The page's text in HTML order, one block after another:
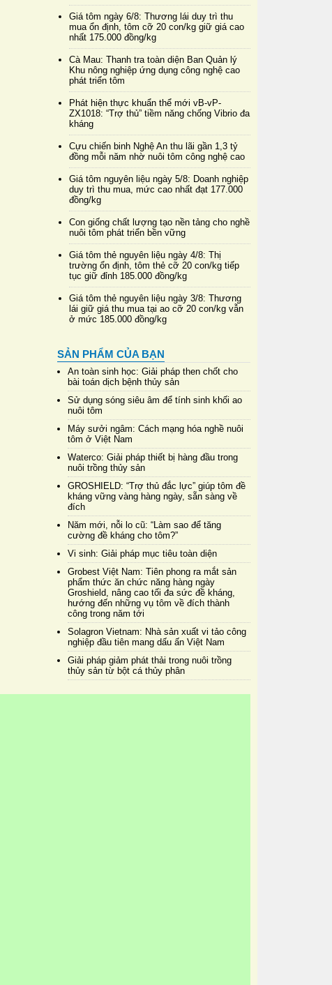
Giá tôm ngày 6/8: Thương lái duy trì thu
mua ổn định, tôm cỡ 20 con/kg giữ giá cao
nhất 175.000 đồng/kg
Cà Mau: Thanh tra toàn diện Ban Quản lý
Khu nông nghiệp ứng dụng công nghệ cao
phát triển tôm
Phát hiện thực khuẩn thể mới vB-vP-
ZX1018: “Trợ thủ” tiềm năng chống Vibrio đa
kháng
Cựu chiến binh Nghệ An thu lãi gần 1,3 tỷ
đồng mỗi năm nhờ nuôi tôm công nghệ cao
Giá tôm nguyên liệu ngày 5/8: Doanh nghiệp
duy trì thu mua, mức cao nhất đạt 177.000
đồng/kg
Con giống chất lượng tạo nền tảng cho nghề
nuôi tôm phát triển bền vững
Giá tôm thẻ nguyên liệu ngày 4/8: Thị
trường ổn định, tôm thẻ cỡ 20 con/kg tiếp
tục giữ đỉnh 185.000 đồng/kg
Giá tôm thẻ nguyên liệu ngày 3/8: Thương
lái giữ giá thu mua tại ao cỡ 20 con/kg vẫn
ở mức 185.000 đồng/kg
SẢN PHẨM CỦA BẠN
An toàn sinh học: Giải pháp then chốt cho
bài toán dịch bệnh thủy sản
Sử dụng sóng siêu âm để tính sinh khối ao
nuôi tôm
Máy sưởi ngâm: Cách mạng hóa nghề nuôi
tôm ở Việt Nam
Waterco: Giải pháp thiết bị hàng đầu trong
nuôi trồng thủy sản
GROSHIELD: “Trợ thủ đắc lực” giúp tôm đề
kháng vững vàng hàng ngày, sẵn sàng về
đích
Năm mới, nỗi lo cũ: “Làm sao để tăng
cường đề kháng cho tôm?”
Vi sinh: Giải pháp mục tiêu toàn diện
Grobest Việt Nam: Tiên phong ra mắt sản
phẩm thức ăn chức năng hàng ngày
Groshield, nâng cao tối đa sức đề kháng,
hướng đến những vụ tôm về đích thành
công trong năm tới
Solagron Vietnam: Nhà sản xuất vi tảo công
nghiệp đầu tiên mang dấu ấn Việt Nam
Giải pháp giảm phát thải trong nuôi trồng
thủy sản từ bột cá thủy phân